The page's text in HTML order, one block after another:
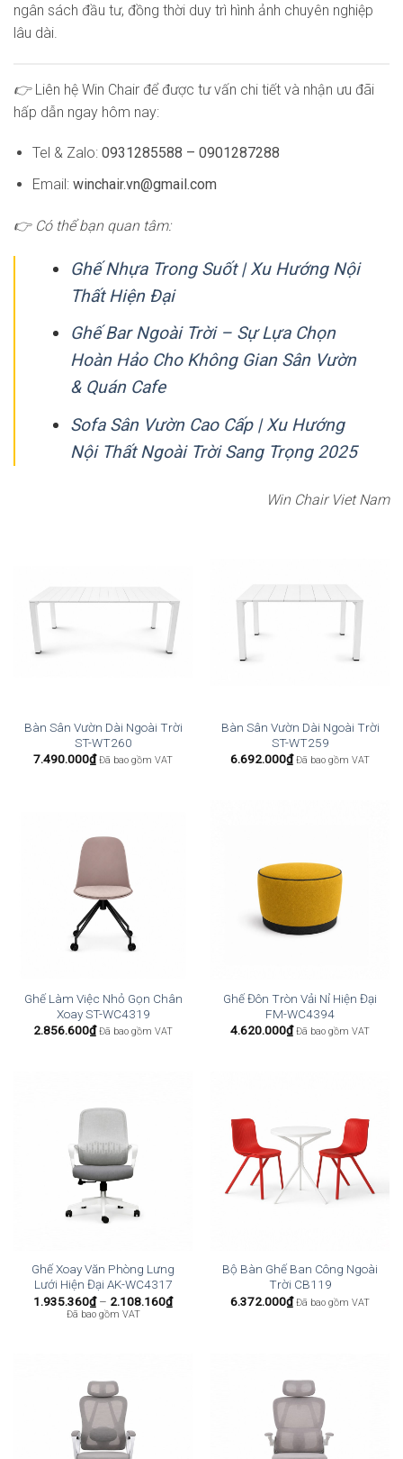
ngân sách đầu tư, đồng thời duy trì hình ảnh chuyên nghiệp
lâu dài.
👉Liên hệ Win Chair để được tư vấn chi tiết và nhận ưu đãi
hấp dẫn ngay hôm nay:
Tel & Zalo: 0931285588 – 0901287288
Email: winchair.vn@gmail.com
👉 Có thể bạn quan tâm:
Ghế Nhựa Trong Suốt | Xu Hướng Nội
Thất Hiện Đại
Ghế Bar Ngoài Trời – Sự Lựa Chọn
Hoàn Hảo Cho Không Gian Sân Vườn
& Quán Cafe
Sofa Sân Vườn Cao Cấp | Xu Hướng
Nội Thất Ngoài Trời Sang Trọng 2025
Win Chair Viet Nam
Bàn Sân Vườn Dài Ngoài Trời
ST-WT260
7.490.000₫ Đã bao gồm VAT
Bàn Sân Vườn Dài Ngoài Trời
ST-WT259
6.692.000₫ Đã bao gồm VAT
Ghế Làm Việc Nhỏ Gọn Chân
Xoay ST-WC4319
2.856.600₫ Đã bao gồm VAT
Ghế Đôn Tròn Vải Nỉ Hiện Đại
FM-WC4394
4.620.000₫ Đã bao gồm VAT
Ghế Xoay Văn Phòng Lưng
Lưới Hiện Đại AK-WC4317
1.935.360₫ – 2.108.160₫Khoảng
giá:
Đã bao gồm VAT
Bộ Bàn Ghế Ban Công Ngoài
Trời CB119
6.372.000₫ Đã bao gồm VAT